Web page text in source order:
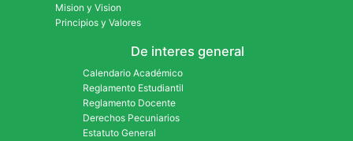
Mision y Vision
Principios y Valores
De interes general
Calendario Académico
Reglamento Estudiantil
Reglamento Docente
Derechos Pecuniarios
Estatuto General